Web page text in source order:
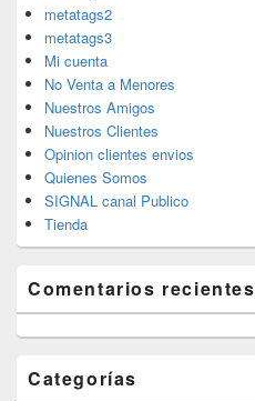
metatags2
metatags3
Mi cuenta
No Venta a Menores
Nuestros Amigos
Nuestros Clientes
Opinion clientes envios
Quienes Somos
SIGNAL canal Publico
Tienda
Comentarios recientes
Categorías